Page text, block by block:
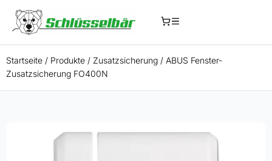
Startseite / Produkte / Zusatzsicherung / ABUS Fenster-
Zusatzsicherung FO400N